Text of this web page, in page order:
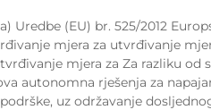
Uredbe (EU) br. 525/2012
mjera za utvrđivanje
mjera za Za razliku od
autonomna rješenja za
uz održavanje